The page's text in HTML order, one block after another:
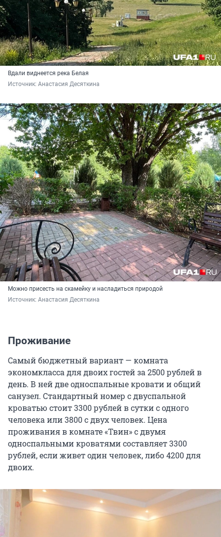
Вдали виднеется река Белая
Источник: Анастасия Десяткина
Можно присесть на скамейку и насладиться природой
Источник: Анастасия Десяткина
Проживание
Самый бюджетный вариант — комната
экономкласса для двоих гостей за 2500 рублей в
день. В ней две односпальные кровати и общий
санузел. Стандартный номер с двуспальной
кроватью стоит 3300 рублей в сутки с одного
человека или 3800 с двух человек. Цена
проживания в комнате «Твин» с двумя
односпальными кроватями составляет 3300
рублей, если живет один человек, либо 4200 для
двоих.